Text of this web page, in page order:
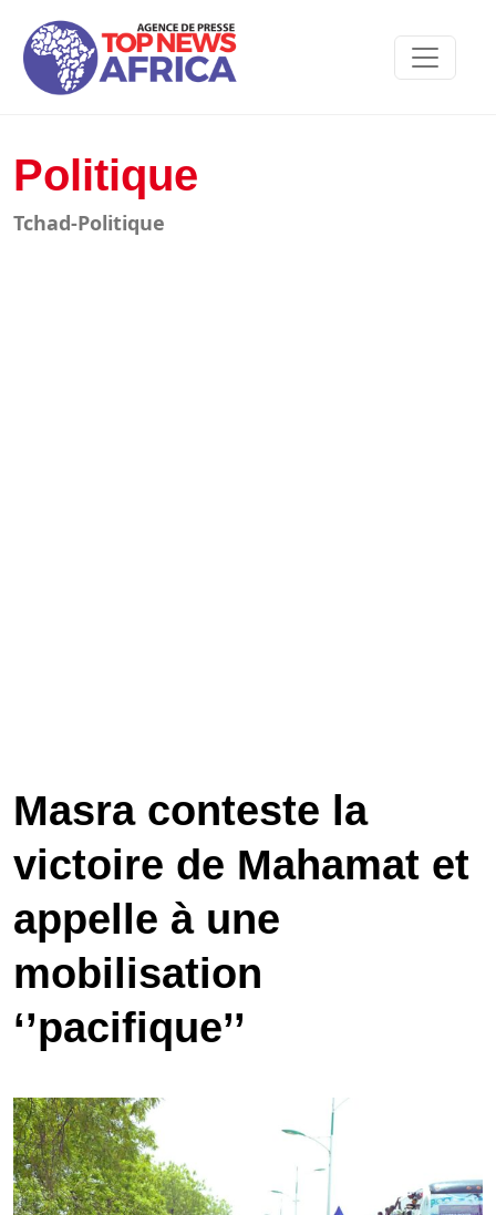
Politique
Tchad-Politique
Masra conteste la
victoire de Mahamat et
appelle à une
mobilisation
‘’pacifique’’